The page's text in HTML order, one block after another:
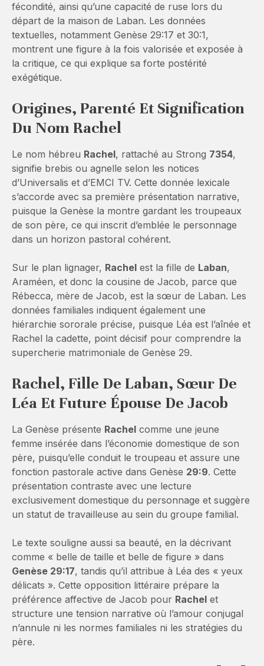
fécondité, ainsi qu’une capacité de ruse lors du
départ de la maison de Laban. Les données
textuelles, notamment Genèse 29:17 et 30:1,
montrent une figure à la fois valorisée et exposée à
la critique, ce qui explique sa forte postérité
exégétique.
Origines, Parenté Et Signification
Du Nom Rachel
Le nom hébreu Rachel, rattaché au Strong 7354,
signifie brebis ou agnelle selon les notices
d’Universalis et d’EMCI TV. Cette donnée lexicale
s’accorde avec sa première présentation narrative,
puisque la Genèse la montre gardant les troupeaux
de son père, ce qui inscrit d’emblée le personnage
dans un horizon pastoral cohérent.
Sur le plan lignager, Rachel est la fille de Laban,
Araméen, et donc la cousine de Jacob, parce que
Rébecca, mère de Jacob, est la sœur de Laban. Les
données familiales indiquent également une
hiérarchie sororale précise, puisque Léa est l’aînée et
Rachel la cadette, point décisif pour comprendre la
supercherie matrimoniale de Genèse 29.
Rachel, Fille De Laban, Sœur De
Léa Et Future Épouse De Jacob
La Genèse présente Rachel comme une jeune
femme insérée dans l’économie domestique de son
père, puisqu’elle conduit le troupeau et assure une
fonction pastorale active dans Genèse 29:9. Cette
présentation contraste avec une lecture
exclusivement domestique du personnage et suggère
un statut de travailleuse au sein du groupe familial.
Le texte souligne aussi sa beauté, en la décrivant
comme « belle de taille et belle de figure » dans
Genèse 29:17, tandis qu’il attribue à Léa des « yeux
délicats ». Cette opposition littéraire prépare la
préférence affective de Jacob pour Rachel et
structure une tension narrative où l’amour conjugal
n’annule ni les normes familiales ni les stratégies du
père.